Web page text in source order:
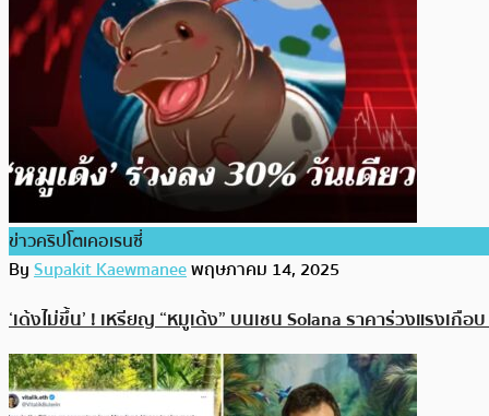
ข่าวคริปโตเคอเรนซี่
BySupakit Kaewmaneeพฤษภาคม 14, 2025
‘เด้งไม่ขึ้น’ ! เหรียญ “หมูเด้ง” บน​เชน Solana ราคาร่วงแรงเกือ